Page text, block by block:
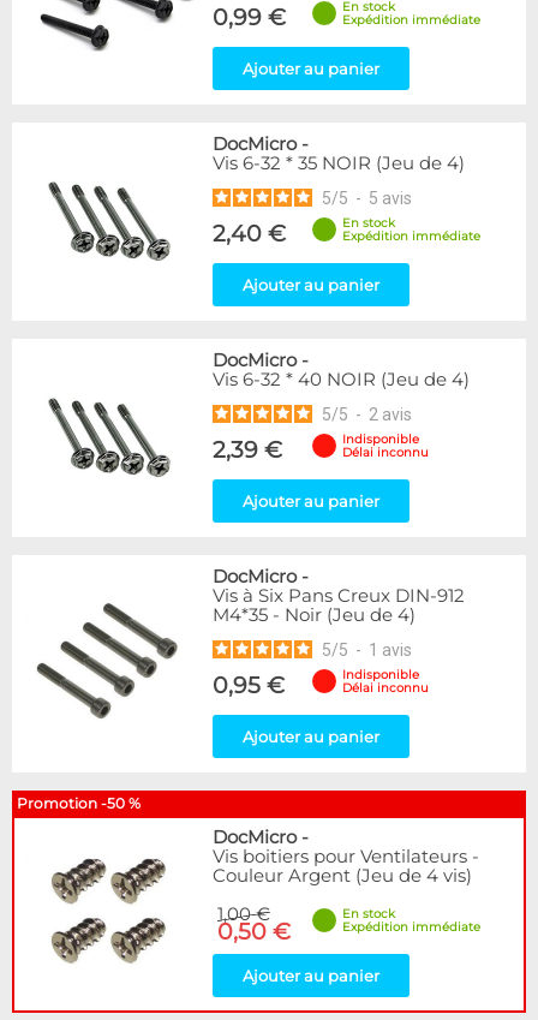
0,99 €
En stock
Expédition immédiate
Ajouter au panier
DocMicro-
Vis 6-32 * 35 NOIR (Jeu de 4)
5/5 - 5 avis
2,40 €
En stock
Expédition immédiate
Ajouter au panier
DocMicro-
Vis 6-32 * 40 NOIR (Jeu de 4)
5/5 - 2 avis
2,39 €
Indisponible
Délai inconnu
Ajouter au panier
DocMicro-
Vis à Six Pans Creux DIN-912
M4*35 - Noir (Jeu de 4)
5/5 - 1 avis
0,95 €
Indisponible
Délai inconnu
Ajouter au panier
Promotion -50 %
DocMicro-
Vis boitiers pour Ventilateurs -
Couleur Argent (Jeu de 4 vis)
1,00 €
0,50 €
En stock
Expédition immédiate
Ajouter au panier